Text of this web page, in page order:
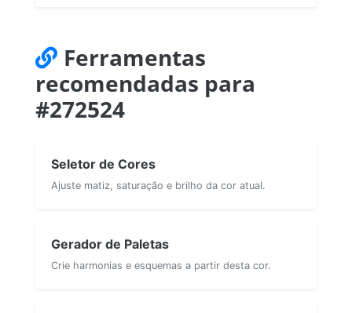
Ferramentas
recomendadas para
#272524
Seletor de Cores
Ajuste matiz, saturação e brilho da cor atual.
Gerador de Paletas
Crie harmonias e esquemas a partir desta cor.